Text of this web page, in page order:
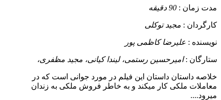
مدت زمان : 90 دقیقه
کارگردان : مجید توکلی
نويسنده : علیرضا کاظمی پور
ستارگان :امیرحسین رستمی، لیندا کیانی، مجید مظفری،
خلاصه داستان داستان این فیلم در مورد جوانی است که در
معاملات ملکی کار میکند و به خاطر فروش ملکی به زندان
میرود....